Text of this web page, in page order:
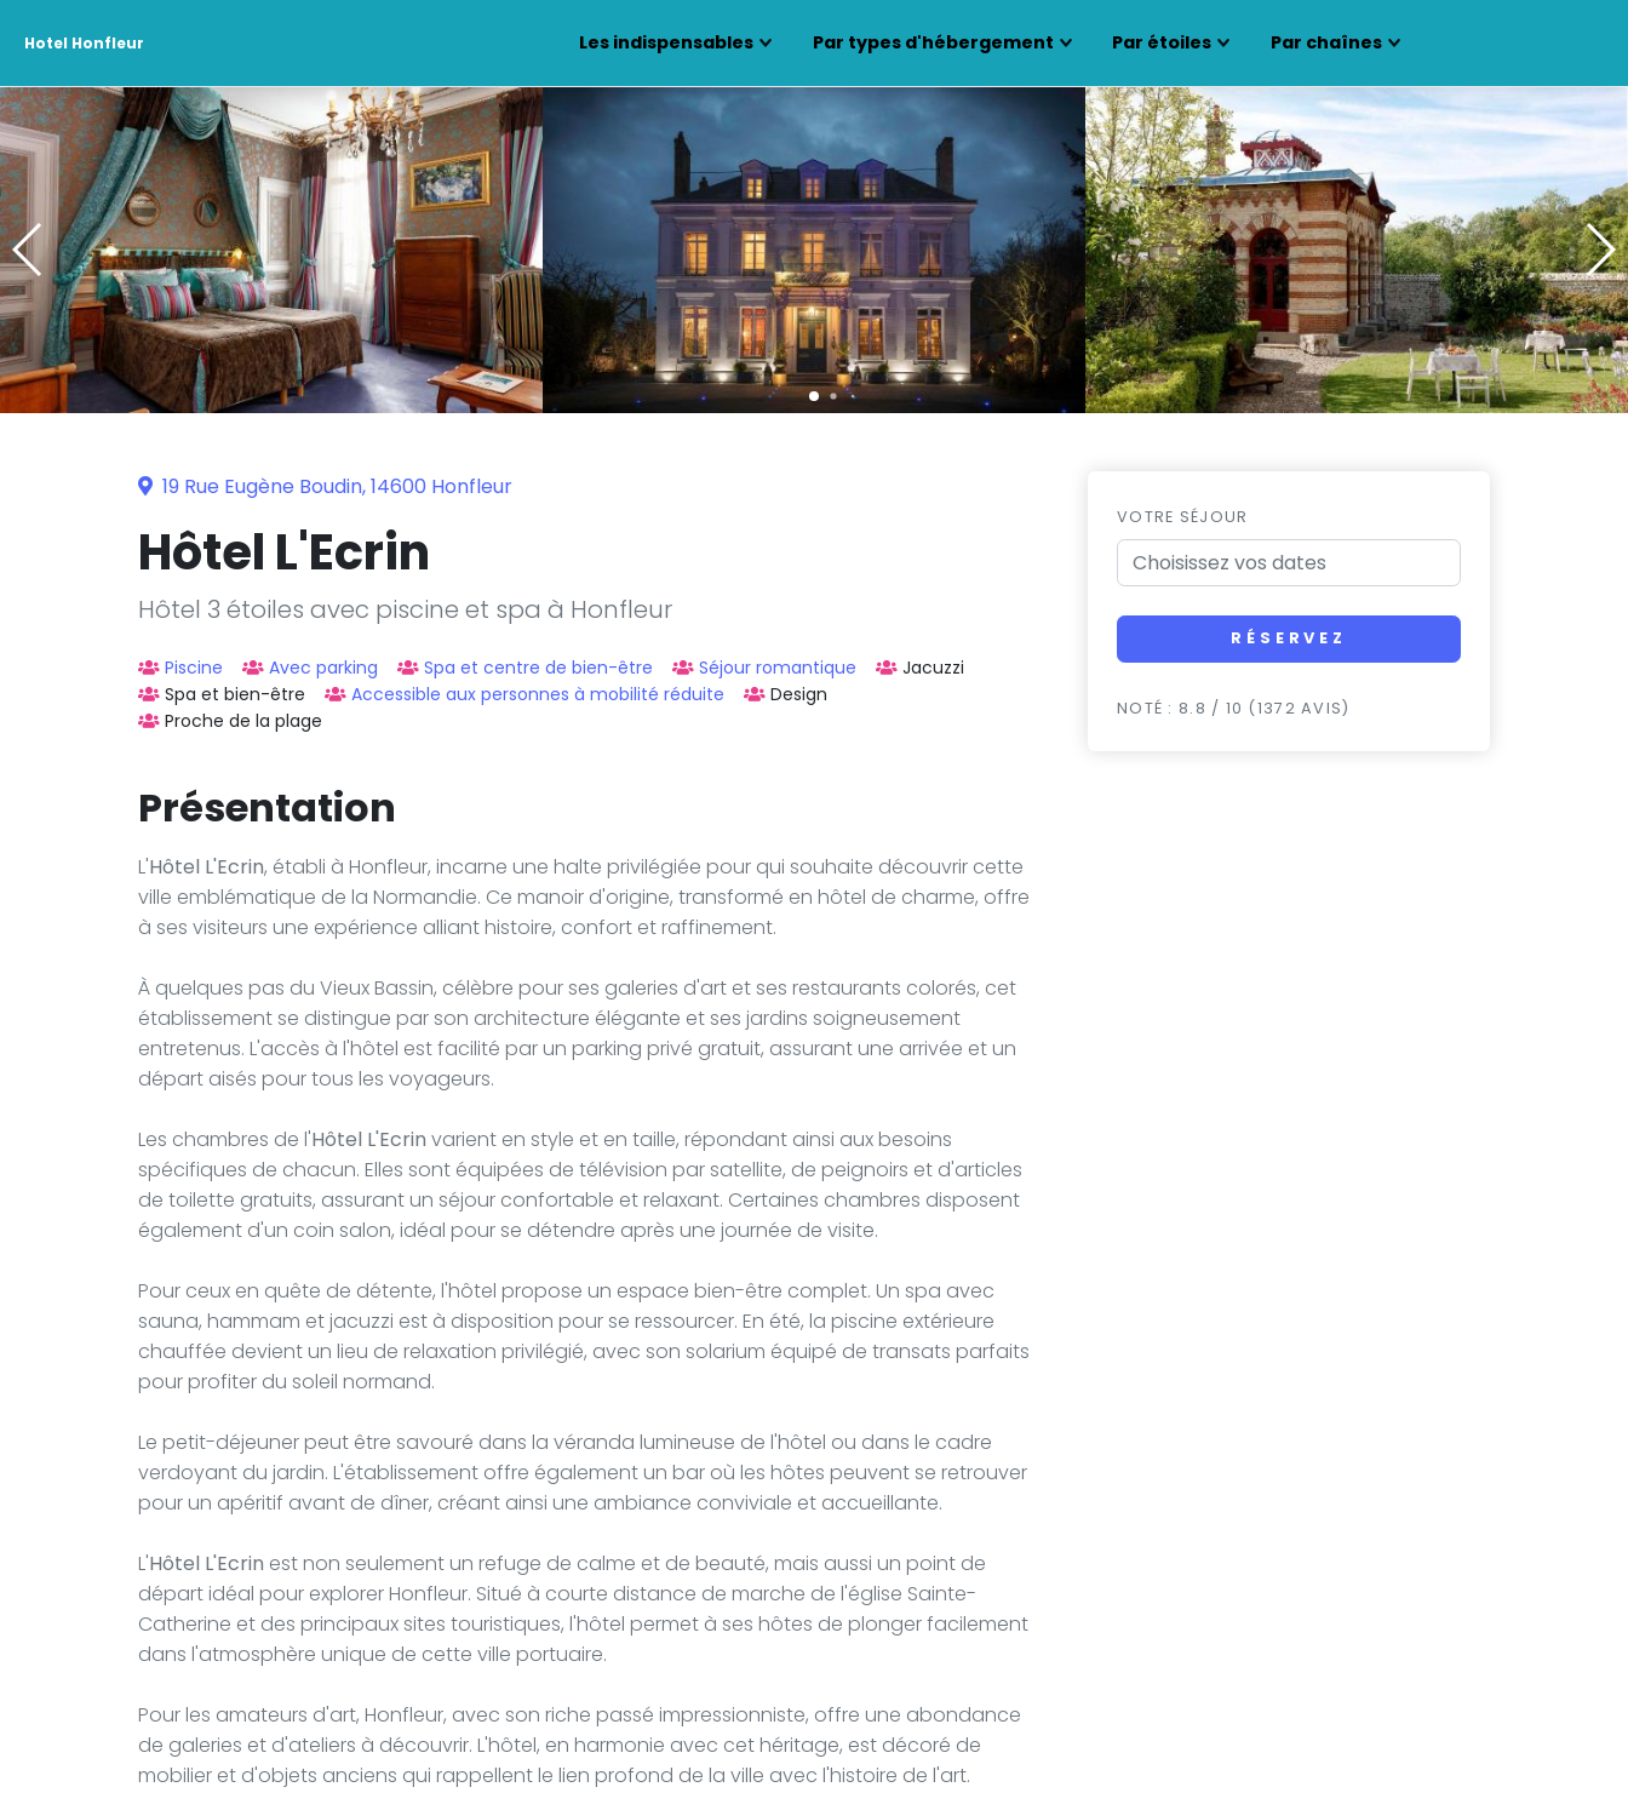
Hotel Honfleur Les indispensables Par types d'hébergement Par étoiles Par chaînes
19 Rue Eugène Boudin, 14600 Honfleur
Hôtel L'Ecrin
Hôtel 3 étoiles avec piscine et spa à Honfleur
Piscine Avec parking Spa et centre de bien-être Séjour romantique
Jacuzzi
Spa et bien-être
Accessible aux personnes à mobilité réduite
Design
Proche de la plage
Présentation
L'Hôtel L'Ecrin, établi à Honfleur, incarne une halte privilégiée pour qui souhaite découvrir cette
ville emblématique de la Normandie. Ce manoir d'origine, transformé en hôtel de charme, offre
à ses visiteurs une expérience alliant histoire, confort et raffinement.
À quelques pas du Vieux Bassin, célèbre pour ses galeries d'art et ses restaurants colorés, cet
établissement se distingue par son architecture élégante et ses jardins soigneusement
entretenus. L'accès à l'hôtel est facilité par un parking privé gratuit, assurant une arrivée et un
départ aisés pour tous les voyageurs.
Les chambres de l'Hôtel L'Ecrin varient en style et en taille, répondant ainsi aux besoins
spécifiques de chacun. Elles sont équipées de télévision par satellite, de peignoirs et d'articles
de toilette gratuits, assurant un séjour confortable et relaxant. Certaines chambres disposent
également d'un coin salon, idéal pour se détendre après une journée de visite.
Pour ceux en quête de détente, l'hôtel propose un espace bien-être complet. Un spa avec
sauna, hammam et jacuzzi est à disposition pour se ressourcer. En été, la piscine extérieure
chauffée devient un lieu de relaxation privilégié, avec son solarium équipé de transats parfaits
pour profiter du soleil normand.
Le petit-déjeuner peut être savouré dans la véranda lumineuse de l'hôtel ou dans le cadre
verdoyant du jardin. L'établissement offre également un bar où les hôtes peuvent se retrouver
pour un apéritif avant de dîner, créant ainsi une ambiance conviviale et accueillante.
L'Hôtel L'Ecrin est non seulement un refuge de calme et de beauté, mais aussi un point de
départ idéal pour explorer Honfleur. Situé à courte distance de marche de l'église Sainte-
Catherine et des principaux sites touristiques, l'hôtel permet à ses hôtes de plonger facilement
dans l'atmosphère unique de cette ville portuaire.
Pour les amateurs d'art, Honfleur, avec son riche passé impressionniste, offre une abondance
de galeries et d'ateliers à découvrir. L'hôtel, en harmonie avec cet héritage, est décoré de
mobilier et d'objets anciens qui rappellent le lien profond de la ville avec l'histoire de l'art.
VOTRE SÉJOUR
RÉSERVEZ
NOTÉ : 8.8 / 10 (1372 AVIS)